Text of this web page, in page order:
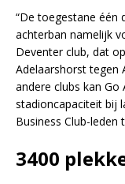
“De toegestane één
achterban namelijk
Deventer club, dat
Adelaarshorst tegen
andere clubs kan Go
stadioncapaciteit bij
Business Club-leden
3400